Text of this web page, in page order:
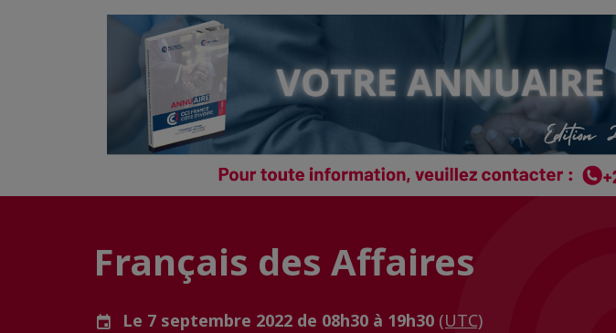
Français des Affaires
Le 7 septembre 2022 de 08h30 à 19h30 (UTC)